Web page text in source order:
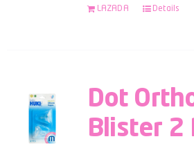
LAZADA Details
Dot
Blister 2